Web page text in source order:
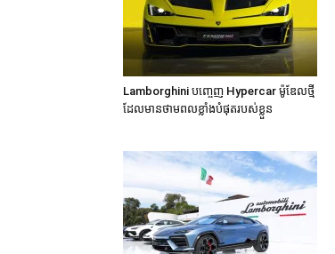
Lamborghini បញ្ចេញ Hypercar ម៉ូឌែលថ្មី
ដែលមានថាមពលខ្លាំងបំផុតរបស់ខ្លួន